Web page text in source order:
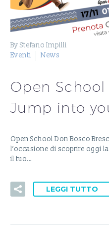
By Stefano Impilli
Eventi
News
Open School
Jump into
Open School Don Bosco
l’occasione di scoprire oggi
il tuo…
LEGGI TUTTO